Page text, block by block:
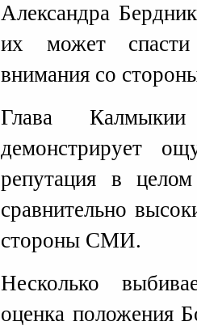
Александра
их может спасти
внимания со
Глава
демонстрирует
репутация в
сравнительно
стороны СМИ.
Несколько
оценка положения